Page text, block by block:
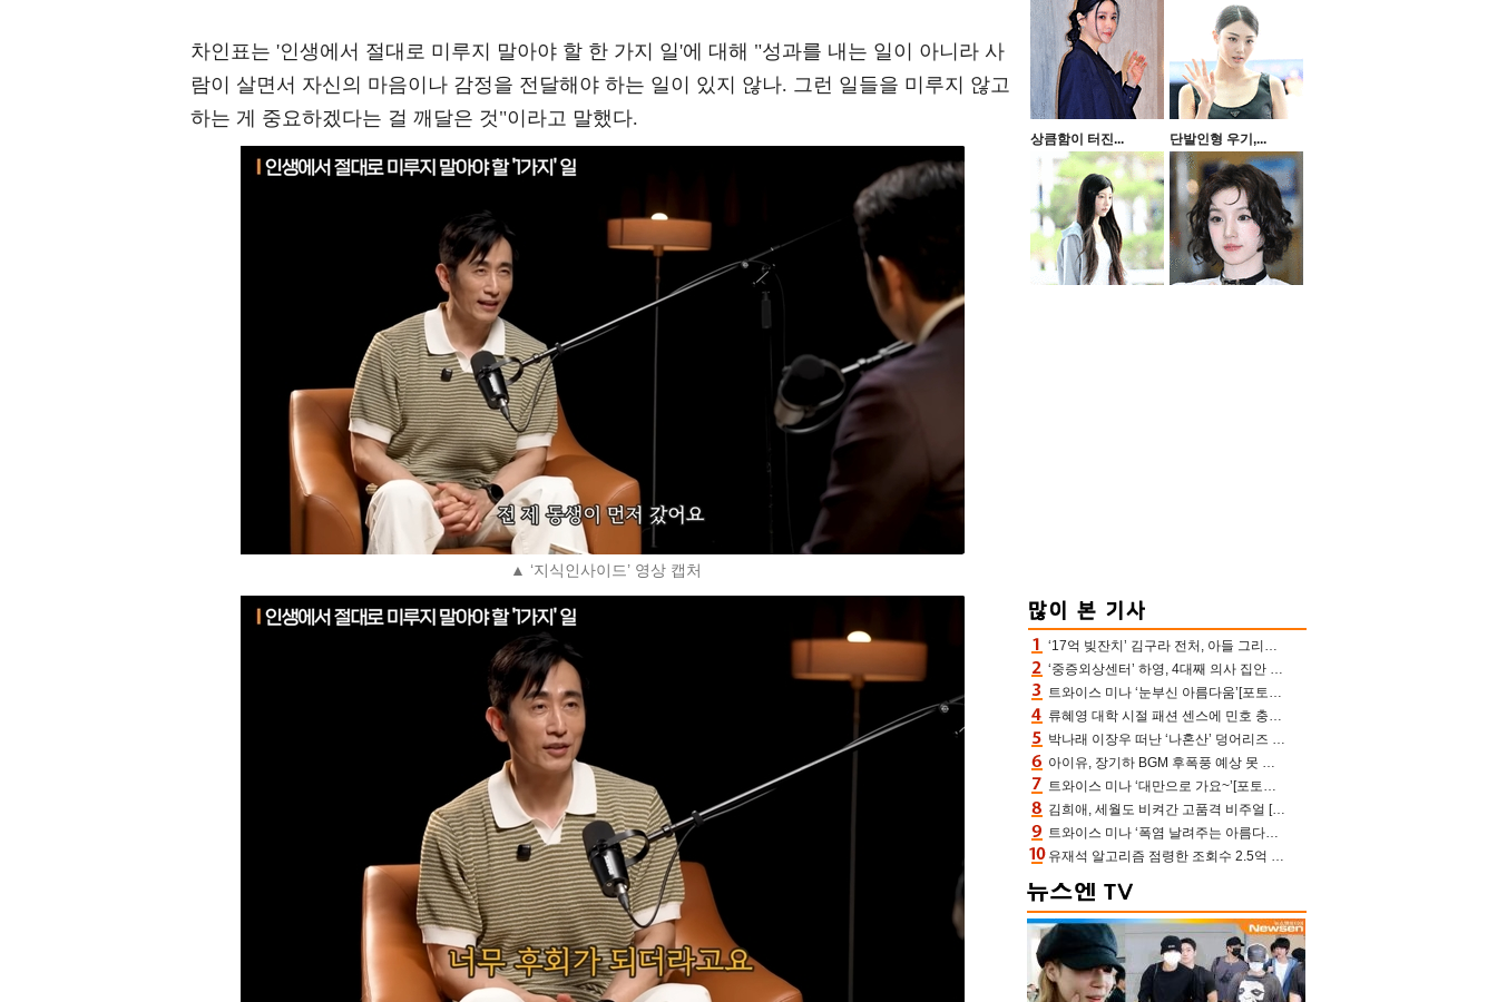
차인표는 '인생에서 절대로 미루지 말아야 할 한 가지 일'에 대해 "성과를 내는 일이 아니라 사
람이 살면서 자신의 마음이나 감정을 전달해야 하는 일이 있지 않나. 그런 일들을 미루지 않고
하는 게 중요하겠다는 걸 깨달은 것"이라고 말했다.
▲ ‘지식인사이드’ 영상 캡처
상큼함이 터진... 단발인형 우기,...
‘17억 빚잔치’ 김구라 전처, 아들 그리는 “나 뿐인데” 친엄마 챙기는 효심 눈길
‘중증외상센터’ 하영, 4대째 의사 집안 인증 “증조부, 고종 황제 진료”(옥문아)[어제TV]
트와이스 미나 ‘눈부신 아름다움’[포토엔HD]
류혜영 대학 시절 패션 센스에 민호 충격 “레몬색 레깅스에 다리 없는 줄”(나혼산)
박나래 이장우 떠난 ‘나혼산’ 덩어리즈 왔다, 1인 1케이크에 팜유 전현무 충격[어제TV]
아이유, 장기하 BGM 후폭풍 예상 못 했나‥삭제 오보→윤가이까지 엮여 시끌
트와이스 미나 ‘대만으로 가요~’[포토엔HD]
김희애, 세월도 비켜간 고품격 비주얼 [포토엔HD]
트와이스 미나 ‘폭염 날려주는 아름다움’[포토엔HD]
유재석 알고리즘 점령한 조회수 2.5억 신박한 다비치, 강민경 덩달아 긴장(해투)